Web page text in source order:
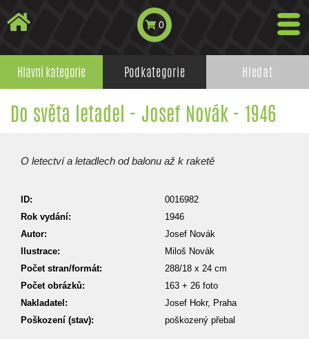
0
Hlavní kategorie Podkategorie Hledat
Do světa letadel - Josef Novák - 1946
O letectví a letadlech od balonu až k raketě
ID:
0016982
Rok vydání:
1946
Autor:
Josef Novák
Ilustrace:
Miloš Novák
Počet stran/formát:
288/18 x 24 cm
Počet obrázků:
163 + 26 foto
Nakladatel:
Josef Hokr, Praha
Poškození (stav):
poškozený přebal